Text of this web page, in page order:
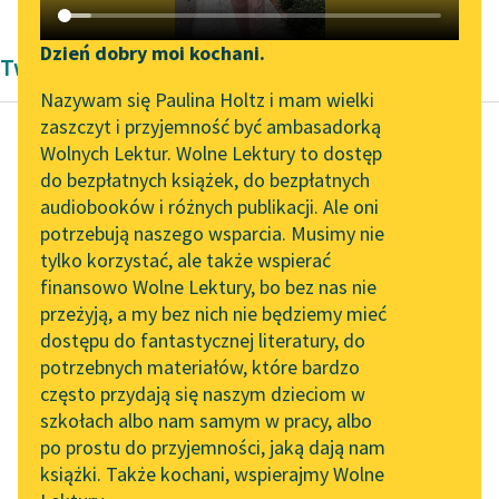
Katalog DAISY
Podkasty o książkach
Zgłoś brak utworu
Aktualności
„Prokurator Alicja Horn”
do słuchania
Byliśmy częścią AI Impact
Lab
Zapraszamy na spotkanie
online z tłumaczkami
literatury skandynawskiej
Spotkanie z Katarzyną
Tunkiel w Oslo
102. lata temu zmarł
Joseph Conrad
Narzędzia
Mapa Wolnych Lektur
Leśmianator
Przewodnik dla piszących i
czytających
API
OAI-PMH
Widget Wolnych Lektur
Przypisy
Dzień dobry moi kochani.
Nazywam się Paulina Holtz i mam wielki
zaszczyt i przyjemność być ambasadorką
Wolnych Lektur. Wolne Lektury to dostęp
do bezpłatnych książek, do bezpłatnych
audiobooków i różnych publikacji. Ale oni
potrzebują naszego wsparcia. Musimy nie
tylko korzystać, ale także wspierać
finansowo Wolne Lektury, bo bez nas nie
przeżyją, a my bez nich nie będziemy mieć
dostępu do fantastycznej literatury, do
potrzebnych materiałów, które bardzo
często przydają się naszym dzieciom w
szkołach albo nam samym w pracy, albo
po prostu do przyjemności, jaką dają nam
książki. Także kochani, wspierajmy Wolne
Twórczość dramatyczna Karel Čapek
Karel Čapek
R. U. R.
Był strasznym
materialistą i to go
motywowało. Pragnął
przede wszystkim
dostarczyć dowód, że
żaden Bóg...
Czytaj więcej